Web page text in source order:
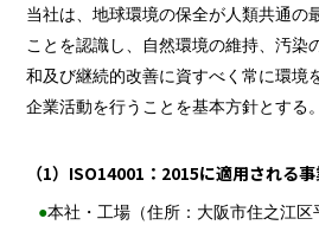
当社は、地球環境の保全が人類共通の
ことを認識し、自然環境の維持、汚染
和及び継続的改善に資すべく常に環境
企業活動を行うことを基本方針とする。
（1）ISO14001：2015に適用される
本社・工場（住所：大阪市住之江区